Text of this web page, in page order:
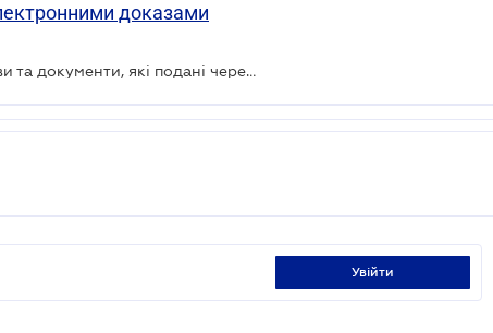
доказами
Суд повинен розглянути всі заяви та документи, які подані через «Електронний суд»
увійти